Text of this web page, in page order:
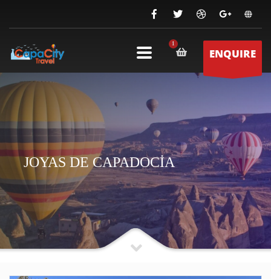
ENQUIRE
JOYAS DE CAPADOCİA